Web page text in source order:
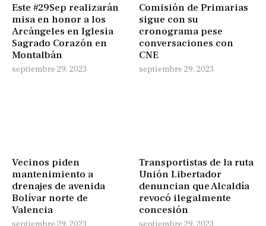
Este #29Sep realizarán
misa en honor a los
Arcángeles en Iglesia
Sagrado Corazón en
Montalbán
septiembre 29, 2023
Comisión de Primarias
sigue con su
cronograma pese
conversaciones con
CNE
septiembre 29, 2023
Vecinos piden
mantenimiento a
drenajes de avenida
Bolívar norte de
Valencia
Transportistas de la ruta
Unión Libertador
denuncian que Alcaldía
revocó ilegalmente
concesión